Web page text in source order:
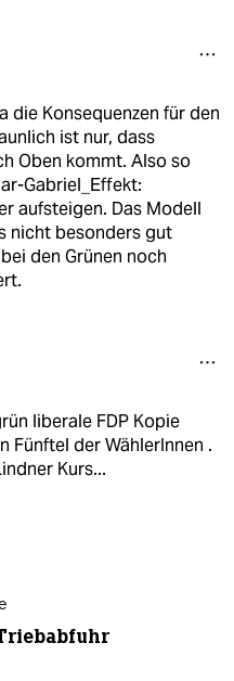
die Konsequenzen für den
ist nur, dass
Oben kommt. Also so
Gabriel_Effekt:
aufsteigen. Das Modell
nicht besonders gut
den Grünen noch
liberale FDP Kopie
Fünftel der WählerInnen .
Kurs...